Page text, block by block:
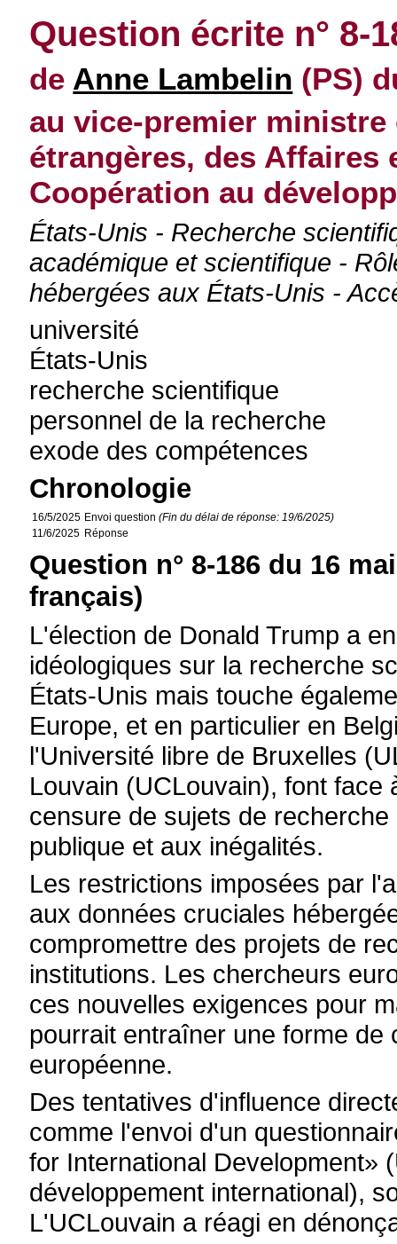
Question écrite n° 8-
de Anne Lambelin (PS)
au vice-premier
étrangères, des Affaires
Coopération au
États-Unis - Recherche
académique et scientifique -
hébergées aux États-Unis -
université
États-Unis
recherche scientifique
personnel de la recherche
exode des compétences
Chronologie
16/5/2025 Envoi question(Fin du délai de réponse: 19/6/2025)
11/6/2025 Réponse
Question n° 8-186 du 16
français)
L'élection de Donald Trump a
idéologiques sur la recherche
États-Unis mais touche
Europe, et en particulier en
l'Université libre de Bruxelles
Louvain (UCLouvain), font
censure de sujets de
publique et aux inégalités.
Les restrictions imposées par
aux données cruciales
compromettre des projets de
institutions. Les chercheurs
ces nouvelles exigences pour
pourrait entraîner une forme
européenne.
Des tentatives d'influence
comme l'envoi d'un
for International Development»
développement international),
L'UCLouvain a réagi en